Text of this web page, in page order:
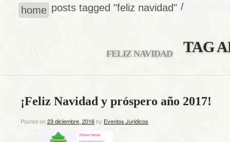
home /
posts tagged "feliz navidad"
TAG
FELIZ NAVIDAD
¡Feliz Navidad y próspero año 2017!
Posted on23 diciembre, 2016by Eventos Juridicos